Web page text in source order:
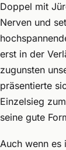
Doppel mit
Nerven und
erst in der
zugunsten
präsentierte
Einzelsieg
seine gute
Auch wenn es